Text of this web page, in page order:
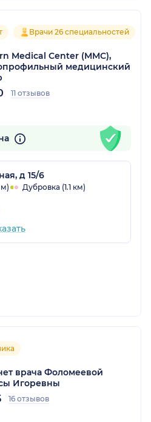
Врачи 26 специальностей
Medical Center (MMC),
медицинский
11 отзывов
д 15/6
Дубровка (1.1 км)
врача Фоломеевой
Игоревны
16 отзывов